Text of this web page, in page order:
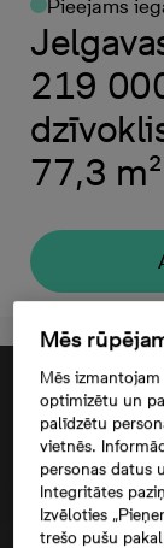
Pieejams
219
77,3 m²
Mēs
Mēs
optimizētu un
palīdzētu
vietnēs.
personas datus
Integritātes
Izvēloties
trešo pušu